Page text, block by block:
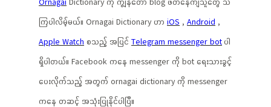
ကြပါလိမ့်မယ်။ Ornagai Dictionary ဟာ iOS , Android ,
Apple Watch စသည့် အပြင် Telegram messenger bot ပါ
ရှိပါတယ်။ Facebook ကနေ messenger ကို bot ရေးသားခွင့်
ပေးလိုက်သည့် အတွက် ornagai dictionary ကို messenger
ကနေ တဆင့် အသုံးပြုနိုင်ပါပြီ။